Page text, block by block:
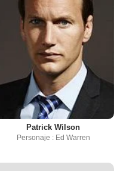
Patrick Wilson
Personaje : Ed Warren